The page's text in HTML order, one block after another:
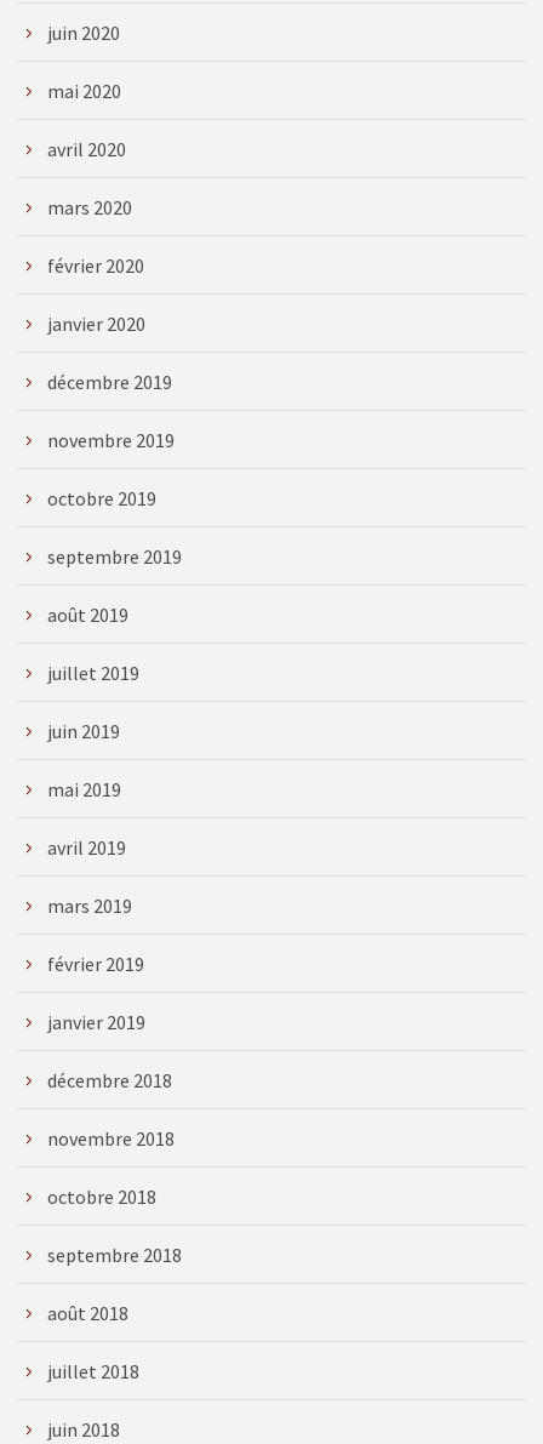
juin 2020
mai 2020
avril 2020
mars 2020
février 2020
janvier 2020
décembre 2019
novembre 2019
octobre 2019
septembre 2019
août 2019
juillet 2019
juin 2019
mai 2019
avril 2019
mars 2019
février 2019
janvier 2019
décembre 2018
novembre 2018
octobre 2018
septembre 2018
août 2018
juillet 2018
juin 2018